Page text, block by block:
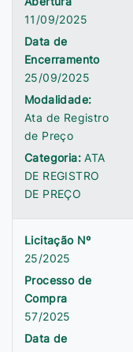
11/09/2025
Data de
Encerramento
25/09/2025
Modalidade:
Ata de Registro
de Preço
Categoria:ATA
DE REGISTRO
DE PREÇO
Licitação Nº
25/2025
Processo de
Compra
57/2025
Data de